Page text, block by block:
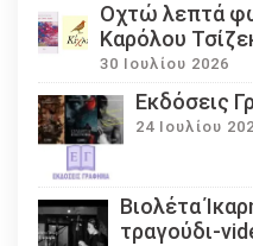
Οχτώ λεπτά
Καρόλου
30 Ιουλίου 2026
Εκδόσεις
24 Ιουλίου
Βιολέτα
τραγούδι-